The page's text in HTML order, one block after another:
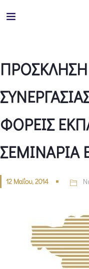
ΦΟΡΕΙΣ
ΣΕΜΙΝΑΡΙΑ
12 Μαΐου, 2014